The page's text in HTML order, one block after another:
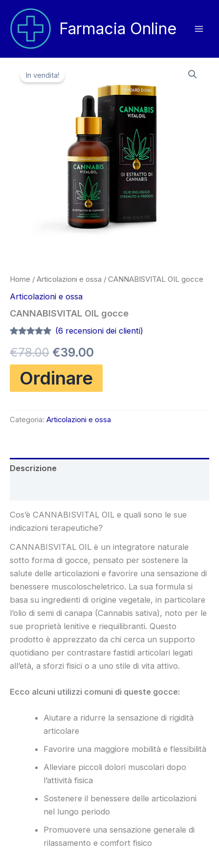
contenuto
Farmacia Online
In vendita!
Home / Articolazioni e ossa / CANNABISVITAL OIL gocce
Articolazioni e ossa
CANNABISVITAL OIL gocce
su 5 su
base di
recensioni
(6 recensioni dei clienti)
€78.00 Il
prezzo
originale
€39.00
attuale
Ordinare
Categoria: Articolazioni e ossa
Descrizione
Cos’è CANNABISVITAL OIL e quali sono le sue
indicazioni terapeutiche?
CANNABISVITAL OIL è un integratore naturale
sotto forma di gocce, pensato per sostenere la
salute delle articolazioni e favorire una sensazione di
benessere muscoloscheletrico. La sua formula si
basa su ingredienti di origine vegetale, in particolare
l’olio di semi di canapa (Cannabis sativa), noto per le
sue proprietà lenitive e riequilibranti. Questo
prodotto è apprezzato da chi cerca un supporto
quotidiano per contrastare fastidi articolari legati
all’età, a sforzi fisici o a uno stile di vita attivo.
Ecco alcuni utilizzi comuni di queste gocce:
Aiutare a ridurre la sensazione di rigidità
articolare
Favorire una maggiore mobilità e flessibilità
Alleviare piccoli dolori muscolari dopo
l’attività fisica
Sostenere il benessere delle articolazioni
nel lungo periodo
Promuovere una sensazione generale di
rilassamento e comfort fisico